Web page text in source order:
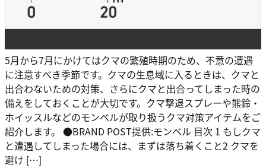
5月から7月にかけてはクマの繁殖時期のため、不意の遭遇
に注意すべき季節です。クマの生息域に入るときは、クマと
出合わないための対策、さらにクマと出合ってしまった時の
備えをしておくことが大切です。クマ撃退スプレーや熊鈴・
ホイッスルなどのモンベルが取り扱うクマ対策アイテムをご
紹介します。 ●BRAND POST提供:モンベル 目次 1 もしクマ
と遭遇してしまった場合には、まずは落ち着くこと2 クマを
避け […]